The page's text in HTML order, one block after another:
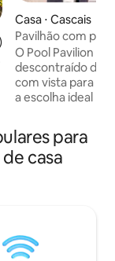
avaliação média de
Casa ⋅ Cascais
Pavilhão com
O Pool Pavilion é
descontraído de
com vista para
a escolha ideal
alto padrão com
sofisticados,
cimento, paredes
privativo com
aquecida,
para
casa